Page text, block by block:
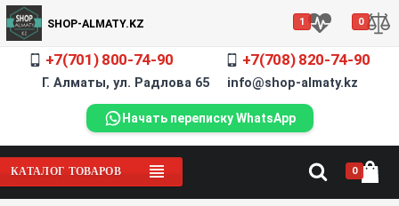
SHOP-ALMATY.KZ 1 0
+7(701) 800-74-90 +7(708) 820-74-90
Г. Алматы, ул. Радлова 65 info@shop-almaty.kz
Начать переписку WhatsApp
КАТАЛОГ ТОВАРОВ 0